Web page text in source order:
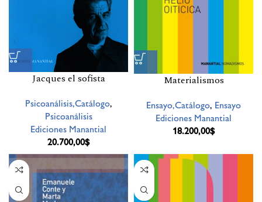
Jacques el sofista
Psicoanálisis,Catálogo,
Psicoanálisis
Ediciones Manantial
20.700,00$
Materialismos
Ensayo,Catálogo, Ensayo
Ediciones Manantial
18.200,00$